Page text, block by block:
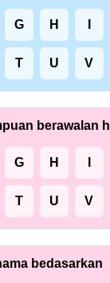
G H
T U V
berawalan
G H
T U V
bedasarkan